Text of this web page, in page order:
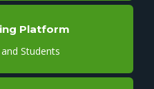
Platform
Students